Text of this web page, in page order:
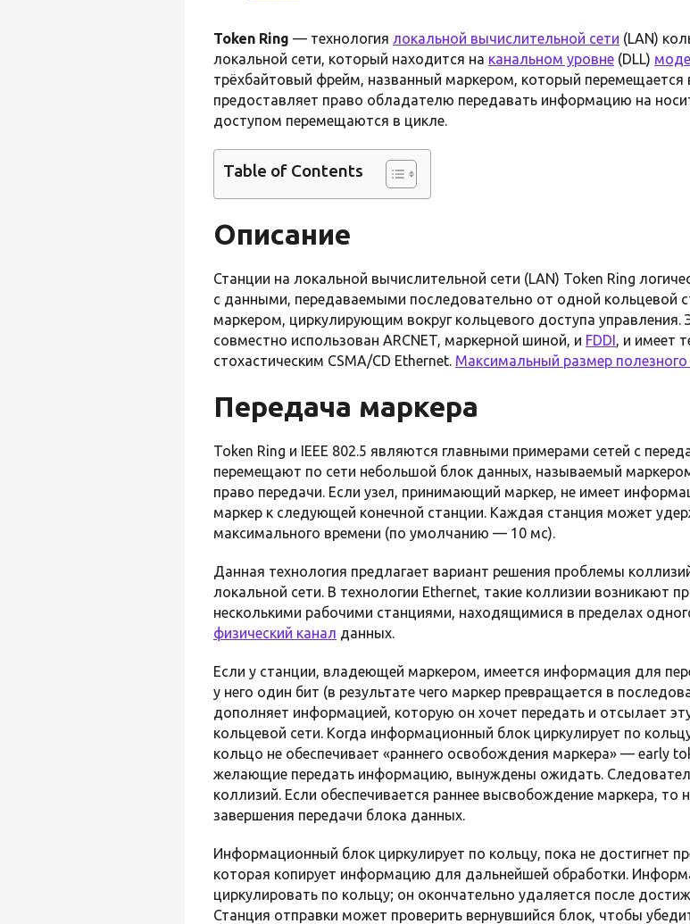
Token Ring — технология локальной вычислительной сети (LAN)
локальной сети, который находится на канальном уровне (DLL)
трёхбайтовый фрейм, названный маркером, который перемещается
предоставляет право обладателю передавать информацию на
доступом перемещаются в цикле.
Table of Contents
Описание
Станции на локальной вычислительной сети (LAN) Token Ring
с данными, передаваемыми последовательно от одной кольцевой
маркером, циркулирующим вокруг кольцевого доступа управления.
совместно использован ARCNET, маркерной шиной, и FDDI, и имеет
стохастическим CSMA/CD Ethernet. Максимальный размер
Передача маркера
Token Ring и IEEE 802.5 являются главными примерами сетей с
перемещают по сети небольшой блок данных, называемый
право передачи. Если узел, принимающий маркер, не имеет
маркер к следующей конечной станции. Каждая станция может
максимального времени (по умолчанию — 10 мс).
Данная технология предлагает вариант решения проблемы
локальной сети. В технологии Ethernet, такие коллизии возникают
несколькими рабочими станциями, находящимися в пределах
физический канал данных.
Если у станции, владеющей маркером, имеется информация для
у него один бит (в результате чего маркер превращается в
дополняет информацией, которую он хочет передать и отсылает
кольцевой сети. Когда информационный блок циркулирует по
кольцо не обеспечивает «раннего освобождения маркера» — early
желающие передать информацию, вынуждены ожидать.
коллизий. Если обеспечивается раннее высвобождение маркера,
завершения передачи блока данных.
Информационный блок циркулирует по кольцу, пока не достигнет
которая копирует информацию для дальнейшей обработки.
циркулировать по кольцу; он окончательно удаляется после
Станция отправки может проверить вернувшийся блок, чтобы